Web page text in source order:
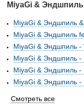
MiyaGi &
MiyaGi & Эндшпиль &
MiyaGi & Эндшпиль
MiyaGi & Эндшпиль -
MiyaGi & Эндшпиль -
MiyaGi & Эндшпиль -
MiyaGi & Эндшпиль -
Смотреть все